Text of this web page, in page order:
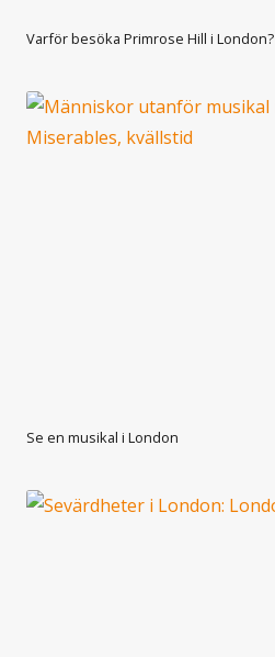
Varför besöka Primrose Hill i London?
Se en musikal i London